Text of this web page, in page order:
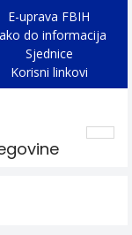
E-uprava FBIH
do informacija
Sjednice
Korisni linkovi